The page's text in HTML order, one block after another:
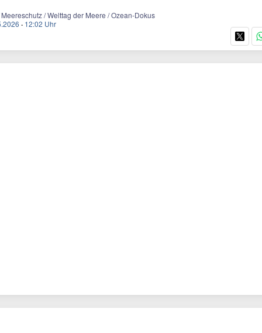
/ Welttag der Meere / Ozean-Dokus
· 12:02 Uhr